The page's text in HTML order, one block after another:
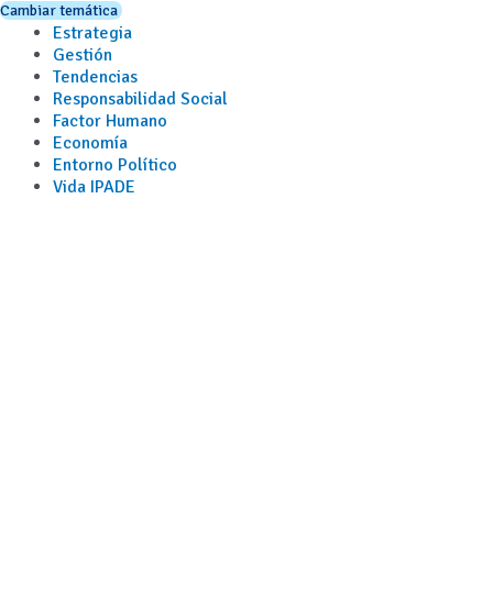
Cambiar temática
Estrategia
Gestión
Tendencias
Responsabilidad Social
Factor Humano
Economía
Entorno Político
Vida IPADE